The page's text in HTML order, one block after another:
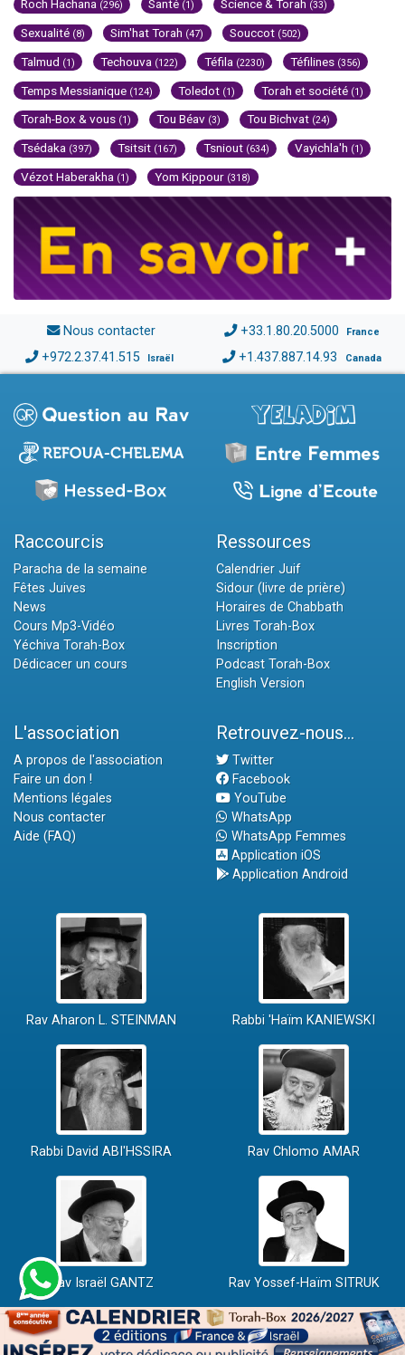
Roch Hachana (296) Santé (1) Science & Torah (33)
Sexualité (8) Sim'hat Torah (47) Souccot (502)
Talmud (1) Techouva (122) Téfila (2230) Téfilines (356)
Temps Messianique (124) Toledot (1) Torah et société (1)
Torah-Box & vous (1) Tou Béav (3) Tou Bichvat (24)
Tsédaka (397) Tsitsit (167) Tsniout (634) Vayichla'h (1)
Vézot Haberakha (1) Yom Kippour (318)
Nous contacter +33.1.80.20.5000 France
+972.2.37.41.515 Israël +1.437.887.14.93 Canada
Raccourcis
Paracha de la semaine
Fêtes Juives
News
Cours Mp3-Vidéo
Yéchiva Torah-Box
Dédicacer un cours
Ressources
Calendrier Juif
Sidour (livre de prière)
Horaires de Chabbath
Livres Torah-Box
Inscription
Podcast Torah-Box
English Version
L'association
A propos de l'association
Faire un don !
Mentions légales
Nous contacter
Aide (FAQ)
Retrouvez-nous...
Twitter
Facebook
YouTube
WhatsApp
WhatsApp Femmes
Application iOS
Application Android
Rav Aharon L. STEINMAN Rabbi 'Haïm KANIEWSKI
Rabbi David ABI'HSSIRA Rav Chlomo AMAR
Rav Israël GANTZ Rav Yossef-Haïm SITRUK